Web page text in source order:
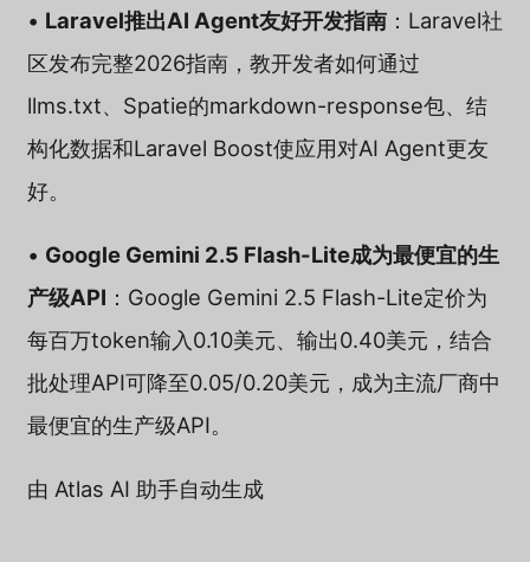
• Laravel推出AI Agent友好开发指南：Laravel社
区发布完整2026指南，教开发者如何通过
llms.txt、Spatie的markdown-response包、结
构化数据和Laravel Boost使应用对AI Agent更友
好。
• Google Gemini 2.5 Flash-Lite成为最便宜的生
产级API ：Google Gemini 2.5 Flash-Lite定价为
每百万token输入0.10美元、输出0.40美元，结合
批处理API可降至0.05/0.20美元，成为主流厂商中
最便宜的生产级API。
由 Atlas AI 助手自动生成